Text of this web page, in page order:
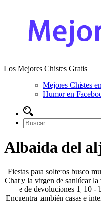
Los Mejores Chistes Gratis
Mejores Chistes
Humor en
Albaida del
Fiestas para solteros busco
Chat y la virgen de sanlúcar
e de devoluciones 1, 10 -
Encuentra también casas e